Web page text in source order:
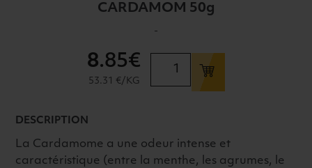
CARDAMOM 50g
-
CARDAMOM
8.85€
53.31 €/KG
DESCRIPTION
La Cardamome a une odeur intense et
caractéristique (entre la menthe, les agrumes, le